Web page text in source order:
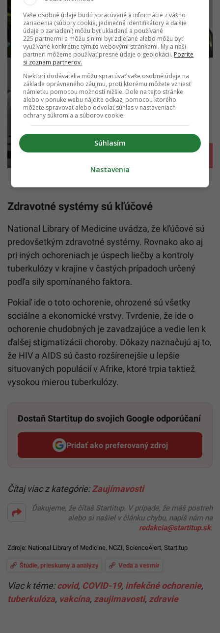
GALÉRIA
Zdravotné systémy sú kľúčové
National Library of Medicine uvádza, že kľúčové sú
predovšetkým zdravotné systémy. Rovnako ako aj
pri iných ochoreniach je úspech liečby a kontroly
tuberkulózy v krajine v častých prípadoch určený
podľa sily spomínaného faktora.
Pokiaľ ide o toto ochorenie, ohrozené sú všetky
sociálne a ekonomické vrstvy. Tvrdenie, že ide o
ochorenie chudobných je zavadzajúce a vedie len k
ďalšej stigmatizácii choroby. Dôkazy naznačujú aj to,
že HIV a AIDS sú často rozšírenejšie u lepšie
situovaných populácií v Afrike, ktoré trpia taktiež
vysokou mierou tuberkulózy.
Dostaň Startitup do svojich Google odporúčaní
Pridať ako preferovaný zdroj
Startitup, odkaz sa otvorí v
Čítaj viac z kategórie:Zaujímavosti
Ďakujeme, že čítaš Startitup. V prípade, že máš postreh
alebo si našiel v článku chybu, napíš nám na
redakcia@startitup.sk.
Zdroje: National Library of Medicine, NCZI, ScienceAlert, Startitup
Štúdie, prieskumy a analýzy Veda a vesmír
Viac k téme:covid, COVID-19, infekčné ochorenie,
tuberkulóza, vakcína, zaujimavosti, zdravie
Vaše osobné údaje budú spracúvané a informácie z vášho
zariadenia (súbory cookie, jedinečné identifikátory a ďalšie
údaje o zariadení) môžu byť ukladané a používané
225 partnermi a môžu s nimi byť zdieľané alebo môžu byť
využívané konkrétne týmito webovými stránkami. My a naši
partneri môžeme používať presné údaje o geolokácii. Pozrite
si zoznam partnerov.
Niektorí dodávatelia môžu spracúvať vaše osobné údaje na
základe oprávneného záujmu, proti ktorému môžete vzniesť
námietku pomocou možností nižšie. Dole na tejto stránke
alebo v ponuke webu nájdite odkaz, pomocou ktorého
môžete spravovať alebo odvolať súhlas v nastaveniach
ochrany súkromia a súborov cookie.
Súhlasím
Nastavenia